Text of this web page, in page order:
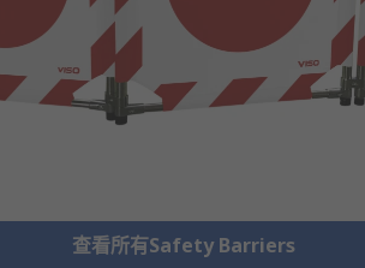
查看所有Safety Barriers